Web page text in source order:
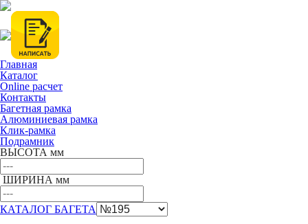
Главная
Каталог
Online расчет
Контакты
Багетная рамка
Алюминиевая рамка
Клик-рамка
Подрамник
ВЫСОТА мм
ШИРИНА мм
КАТАЛОГ БАГЕТА